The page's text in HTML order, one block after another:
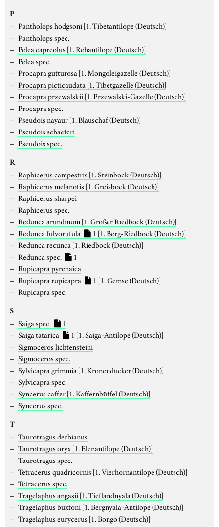
P
Pantholops hodgsoni [1. Tibetantilope (Deutsch)]
Pantholops spec.
Pelea capreolus [1. Rehantilope (Deutsch)]
Pelea spec.
Procapra gutturosa [1. Mongoleigazelle (Deutsch)]
Procapra picticaudata [1. Tibetgazelle (Deutsch)]
Procapra przewalskii [1. Przewalski-Gazelle (Deutsch)]
Procapra spec.
Pseudois nayaur[1. Blauschaf (Deutsch)]
Pseudois schaeferi
Pseudois spec.
R
Raphicerus campestris [1. Steinbock (Deutsch)]
Raphicerus melanotis [1. Greisbock (Deutsch)]
Raphicerus sharpei
Raphicerus spec.
Redunca arundinum [1. Großer Riedbock (Deutsch)]
Redunca fulvorufula
1 [1. Berg-Riedbock (Deutsch)]
Redunca recunca [1. Riedbock (Deutsch)]
Redunca spec.
1
Rupicapra pyrenaica
Rupicapra rupicapra
1 [1. Gemse (Deutsch)]
Rupicapra spec.
S
Saiga spec.
1
Saiga tatarica
1 [1. Saiga-Antilope (Deutsch)]
Sigmoceros lichtensteini
Sigmoceros spec.
Sylvicapra grimmia [1. Kronenducker (Deutsch)]
Sylvicapra spec.
Syncerus caffer[1. Kaffernbüffel (Deutsch)]
Syncerus spec.
T
Taurotragus derbianus
Taurotragus oryx[1. Elenantilope (Deutsch)]
Taurotragus spec.
Tetracerus quadricornis [1. Vierhornantilope (Deutsch)]
Tetracerus spec.
Tragelaphus angasii [1. Tieflandnyala (Deutsch)]
Tragelaphus buxtoni [1. Bergnyala-Antilope (Deutsch)]
Tragelaphus eurycerus [1. Bongo (Deutsch)]